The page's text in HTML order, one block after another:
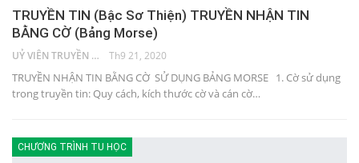
TRUYỀN TIN (Bậc Sơ Thiện) TRUYỀN NHẬN TIN
BẰNG CỜ (Bảng Morse)
UỶ VIÊN TRUYỀN THÔNG Th9 21, 2020
TRUYỀN NHẬN TIN BẰNG CỜ SỬ DỤNG BẢNG MORSE 1. Cờ sử dụng
trong truyền tin: Quy cách, kích thước cờ và cán cờ…
CHƯƠNG TRÌNH TU HỌC